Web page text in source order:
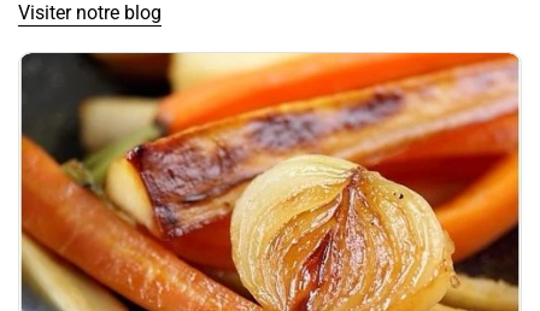
Visiter notre blog